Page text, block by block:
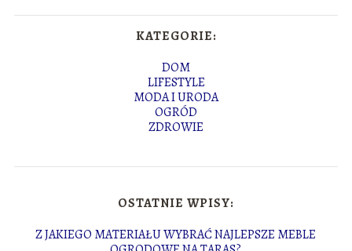
KATEGORIE:
DOM
LIFESTYLE
MODA I URODA
OGRÓD
ZDROWIE
OSTATNIE WPISY:
Z JAKIEGO MATERIAŁU WYBRAĆ NAJLEPSZE MEBLE